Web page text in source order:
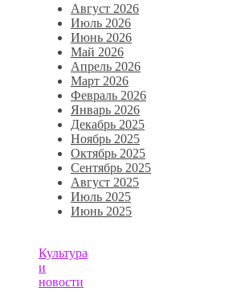
Август 2026
Июль 2026
Июнь 2026
Май 2026
Апрель 2026
Март 2026
Февраль 2026
Январь 2026
Декабрь 2025
Ноябрь 2025
Октябрь 2025
Сентябрь 2025
Август 2025
Июль 2025
Июнь 2025
Культура
и
новости